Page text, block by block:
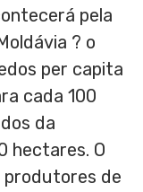
pela
? o
per capita
cada 100
da
hectares. O
produtores de